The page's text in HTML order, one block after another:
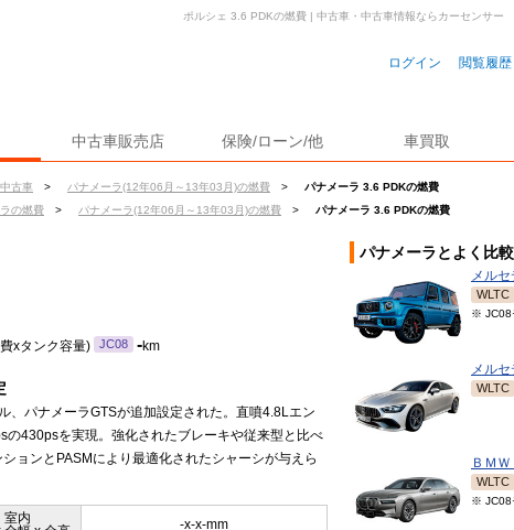
ログイン 閲覧履歴
中古車販売店 保険/ローン/他 車買取
古車 > パナメーラ(12年06月～13年03月)の燃費 >
パナメーラ 3.6 PDKの燃費
の燃費 > パナメーラ(12年06月～13年03月)の燃費 > パナメーラ 3.6 PDKの燃費
ポルシェ 3.6 PDKの燃費 | 中古車・中古車情報ならカーセンサー
xタンク容量) JC08 -km
、パナメーラGTSが追加設定された。直噴4.8Lエン
の430psを実現。強化されたブレーキや従来型と比べ
ョンとPASMにより最適化されたシャーシが与えら
室内
-x-x-mm
パナメーラとよく比
メル
WLTC
※ JC08
WLTC
ＢＭ
WLTC
※ JC08